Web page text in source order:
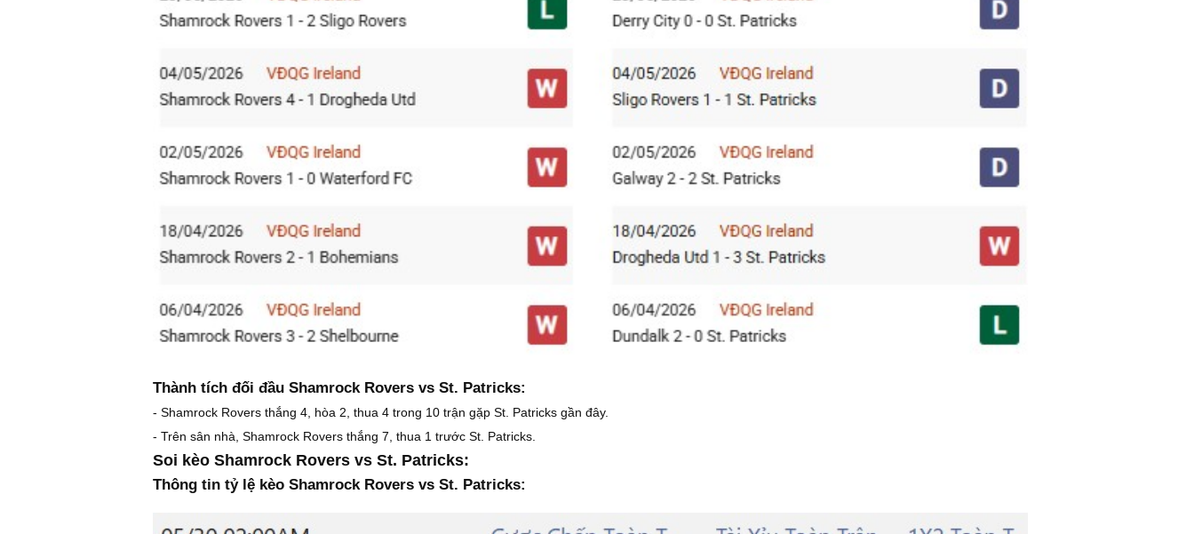
Thành tích đối đầu Shamrock Rovers vs St. Patricks:
- Shamrock Rovers thắng 4, hòa 2, thua 4 trong 10 trận gặp St. Patricks gần đây.
- Trên sân nhà, Shamrock Rovers thắng 7, thua 1 trước St. Patricks.
Soi kèo Shamrock Rovers vs St. Patricks:
Thông tin tỷ lệ kèo Shamrock Rovers vs St. Patricks: